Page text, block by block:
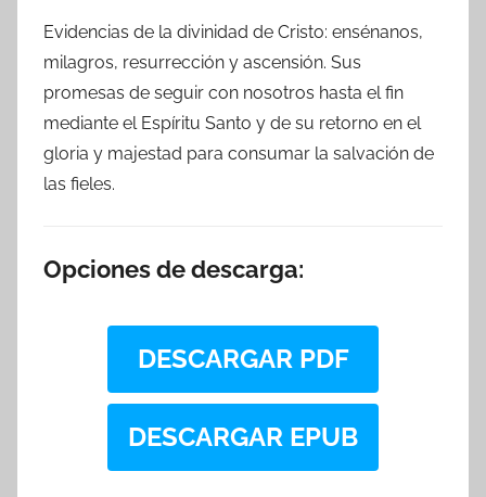
Evidencias de la divinidad de Cristo: ensénanos,
milagros, resurrección y ascensión. Sus
promesas de seguir con nosotros hasta el fin
mediante el Espíritu Santo y de su retorno en el
gloria y majestad para consumar la salvación de
las fieles.
Opciones de descarga:
DESCARGAR PDF
DESCARGAR EPUB